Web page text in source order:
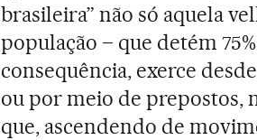
brasileira” não só aquela
população – que detém
consequência, exerce
ou por meio de prepostos,
que, ascendendo de